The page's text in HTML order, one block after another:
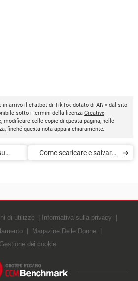
in arrivo il chatbot di TikTok dotato di AI? » dal sito
sotto i termini della licenza Creative
modificare delle copie di questa pagina, nelle
finché questa nota appaia chiaramente.
Come scaricare e salvare i
di utilizzo
Informativa sulla privacy
Magazine Delle Donne
Gestione dei cookie